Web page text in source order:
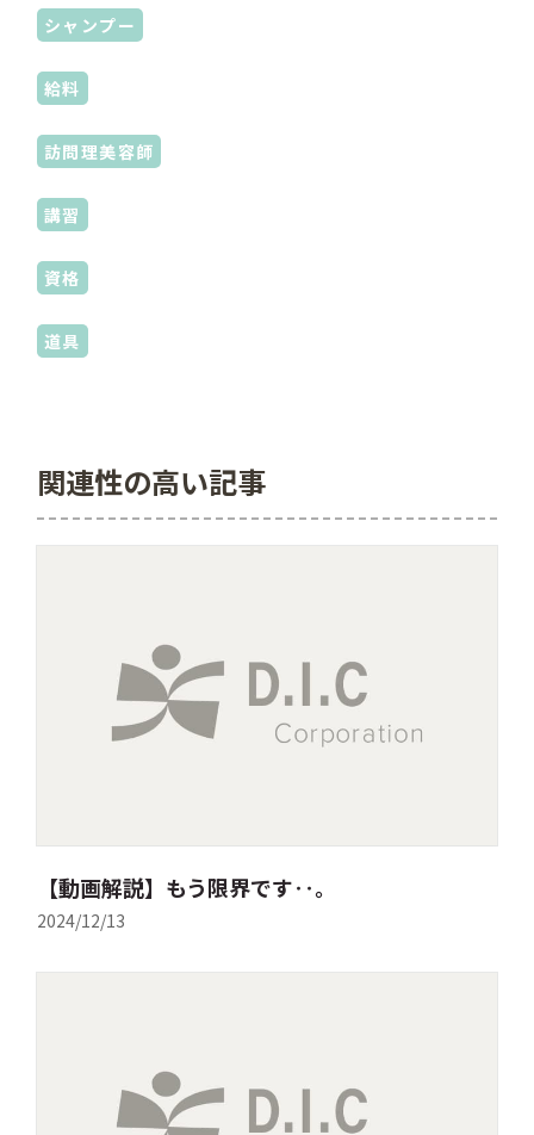
シャンプー
給料
訪問理美容師
講習
資格
道具
関連性の高い記事
【動画解説】もう限界です‥。
2024/12/13